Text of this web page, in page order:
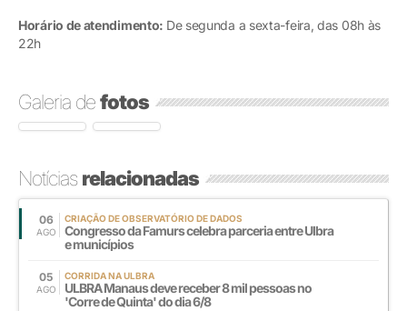
Horário de atendimento: De segunda a sexta-feira, das 08h às
22h
Galeria defotos
Notíciasrelacionadas
06
AGO
CRIAÇÃO DE OBSERVATÓRIO DE DADOS
Congresso da Famurs celebra parceria entre Ulbra
e municípios
05
AGO
CORRIDA NA ULBRA
ULBRA Manaus deve receber 8 mil pessoas no
'Corre de Quinta' do dia 6/8